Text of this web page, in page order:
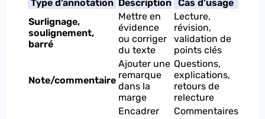
Type d’annotation Description
Cas d’usage
Surlignage,
soulignement,
barré
Mettre en
évidence
ou corriger
du texte
Lecture,
révision,
validation de
points clés
Note/commentaire
Ajouter une
remarque
dans la
marge
Questions,
explications,
retours de
relecture
Encadrer
Commentaires